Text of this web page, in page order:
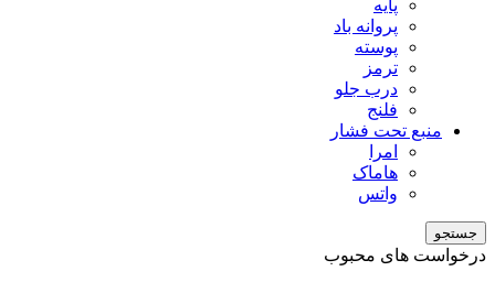
پایه
پروانه باد
پوسته
ترمز
درب جلو
فلنج
منبع تحت فشار
امرا
هاماک
واتس
جستجو
درخواست های محبوب